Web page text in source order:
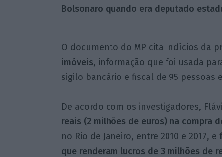
Bolsonaro quando era deputado
O documento do MP cita indícios da
imóveis, informação que foi usada
sigilo bancário e fiscal de 95 pessoas
De acordo com os investigadores,
reais (2 milhões de euros) na compra
no Rio de Janeiro, entre 2010 e 2017, e
que renderam lucros de 3 milhões de